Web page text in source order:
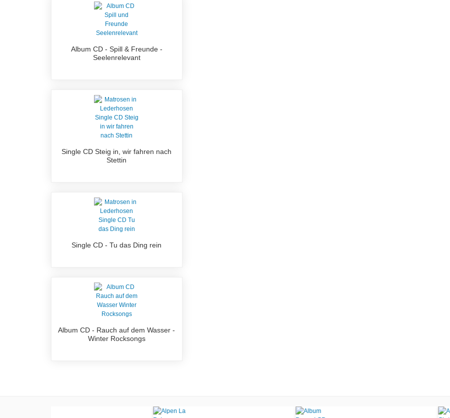
Album CD - Spill & Freunde -
Seelenrelevant
Single CD Steig in, wir fahren nach
Stettin
Single CD - Tu das Ding rein
Album CD - Rauch auf dem Wasser -
Winter Rocksongs